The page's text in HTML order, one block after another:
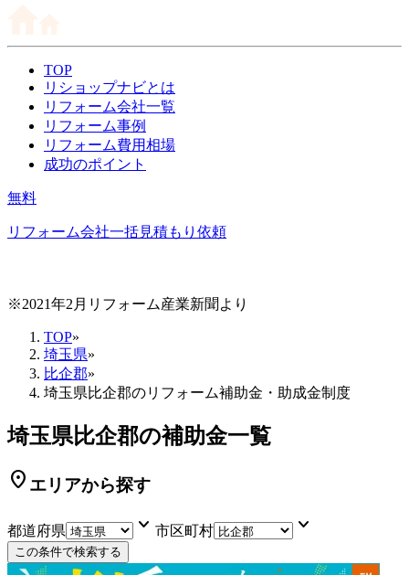
TOP
リショップナビとは
リフォーム会社一覧
リフォーム事例
リフォーム費用相場
成功のポイント
無料
リフォーム会社一括見積もり依頼
※2021年2月リフォーム産業新聞より
TOP»
埼玉県»
比企郡»
埼玉県比企郡のリフォーム補助金・助成金制度
埼玉県比企郡の補助金一覧
location_on エリアから探す
都道府県 keyboard_arrow_down 市区町村 keyboard_arrow_down
この条件で検索する